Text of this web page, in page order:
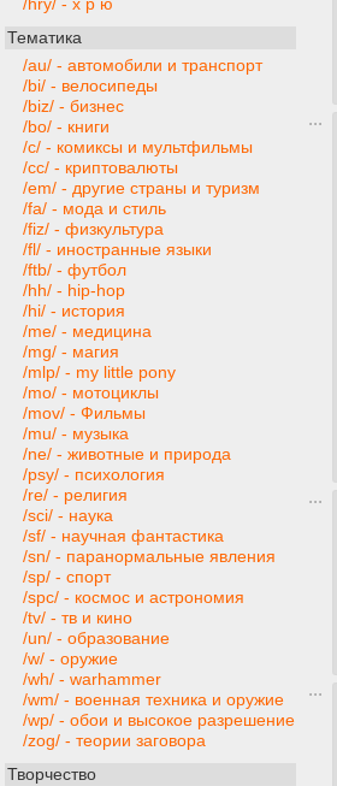
/hry/ - х р ю
Тематика
/au/ - автомобили и транспорт
/bi/ - велосипеды
/biz/ - бизнес
/bo/ - книги
/c/ - комиксы и мультфильмы
/cc/ - криптовалюты
/em/ - другие страны и туризм
/fa/ - мода и стиль
/fiz/ - физкультура
/fl/ - иностранные языки
/ftb/ - футбол
/hh/ - hip-hop
/hi/ - история
/me/ - медицина
/mg/ - магия
/mlp/ - my little pony
/mo/ - мотоциклы
/mov/ - Фильмы
/mu/ - музыка
/ne/ - животные и природа
/psy/ - психология
/re/ - религия
/sci/ - наука
/sf/ - научная фантастика
/sn/ - паранормальные явления
/sp/ - спорт
/spc/ - космос и астрономия
/tv/ - тв и кино
/un/ - образование
/w/ - оружие
/wh/ - warhammer
/wm/ - военная техника и оружие
/wp/ - обои и высокое разрешение
/zog/ - теории заговора
Творчество